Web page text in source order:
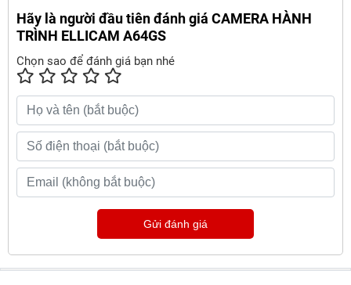
Hãy là người đầu tiên đánh giá CAMERA HÀNH
TRÌNH ELLICAM A64GS
Chọn sao để đánh giá bạn nhé
Gửi đánh giá